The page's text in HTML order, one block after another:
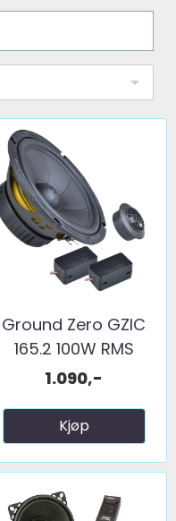
Ground Zero GZIC
165.2 100W RMS
1.090,-
Kjøp